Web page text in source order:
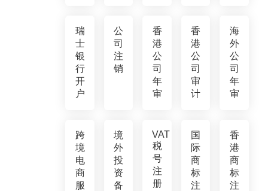
瑞
士
银
行
开
户
公
司
注
销
香
港
公
司
年
审
香
港
公
司
审
计
海
外
公
司
年
审
跨
境
电
商
服
境
外
投
资
备
VAT
税
号
注
册
国
际
商
标
注
香
港
商
标
注